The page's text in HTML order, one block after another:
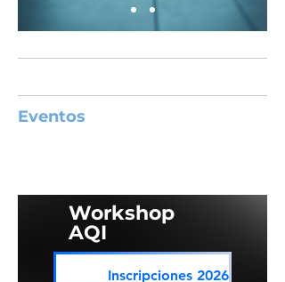
Eventos
Workshop
AQI
Inscripciones 2026